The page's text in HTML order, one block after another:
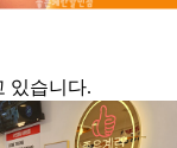
있습니다.